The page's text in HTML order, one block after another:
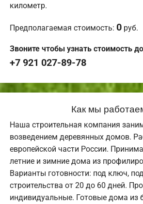
километр.
Предполагаемая стоимость: 0 руб.
Звоните чтобы узнать стоимость
+7 921 027-89-78
Как мы
Наша строительная компания
возведением деревянных домов.
европейской части России.
летние и зимние дома из
Варианты готовности: под ключ,
строительства от 20 до 60 дней.
индивидуальные. Готовые дома из